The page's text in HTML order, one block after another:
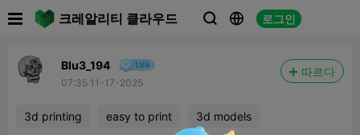
크레알리티 클라우드   로그인
Blu3_194
07:35 11-17-2025
따르다
3d printing easy to print 3d models